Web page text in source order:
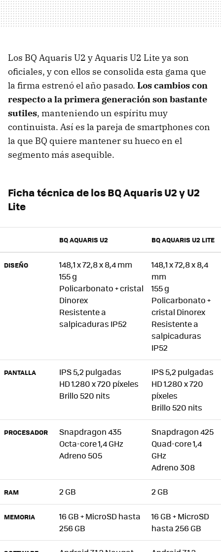
Los BQ Aquaris U2 y Aquaris U2 Lite ya son
oficiales, y con ellos se consolida esta gama que
la firma estrenó el año pasado. Los cambios con
respecto a la primera generación son bastante
sutiles, manteniendo un espíritu muy
continuista. Así es la pareja de smartphones con
la que BQ quiere mantener su hueco en el
segmento más asequible.
Ficha técnica de los BQ Aquaris U2 y U2
Lite
BQ AQUARIS U2 BQ AQUARIS U2 LITE
DISEÑO
148,1 x 72,8 x 8,4 mm
155 g
Policarbonato + cristal
Dinorex
Resistente a
salpicaduras IP52
148,1 x 72,8 x 8,4
mm
155 g
Policarbonato +
cristal Dinorex
Resistente a
salpicaduras
IP52
PANTALLA
IPS 5,2 pulgadas
HD 1.280 x 720 píxeles
Brillo 520 nits
IPS 5,2 pulgadas
HD 1.280 x 720
píxeles
Brillo 520 nits
PROCESADOR
Snapdragon 435
Octa-core 1,4 GHz
Adreno 505
Snapdragon 425
Quad-core 1,4
GHz
Adreno 308
RAM 2 GB 2 GB
MEMORIA
16 GB + MicroSD hasta
256 GB
16 GB + MicroSD
hasta 256 GB